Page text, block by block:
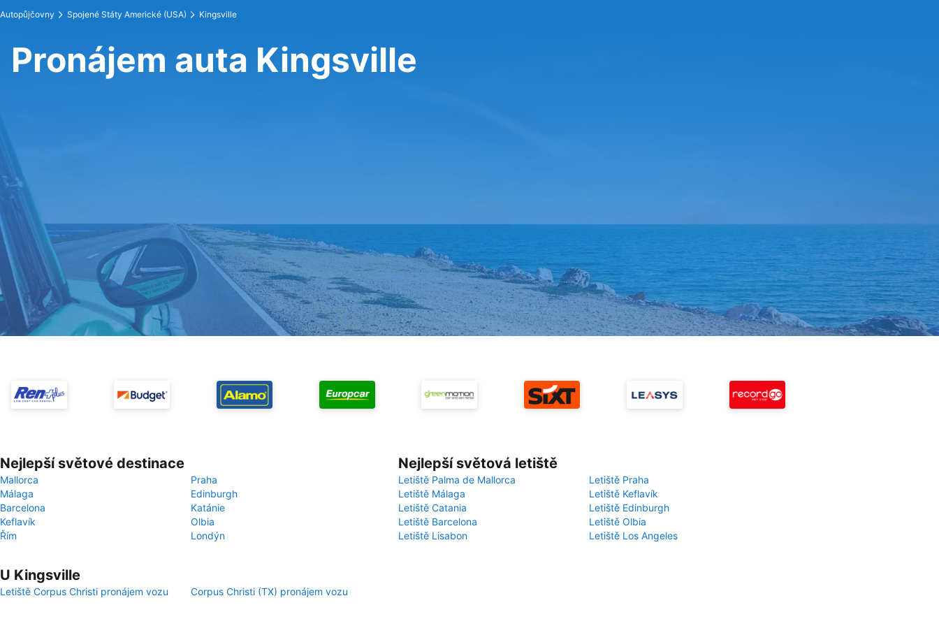
Autopůjčovny Spojené Státy Americké (USA) Kingsville
Pronájem auta Kingsville
Nejlepší světové destinace
Mallorca
Praha
Málaga
Edinburgh
Barcelona
Katánie
Keflavík
Olbia
Řím
Londýn
Nejlepší světová letiště
Letiště Palma de Mallorca
Letiště Praha
Letiště Málaga
Letiště Keflavík
Letiště Catania
Letiště Edinburgh
Letiště Barcelona
Letiště Olbia
Letiště Lisabon
Letiště Los Angeles
U Kingsville
Letiště Corpus Christi pronájem vozu Corpus Christi (TX) pronájem vozu